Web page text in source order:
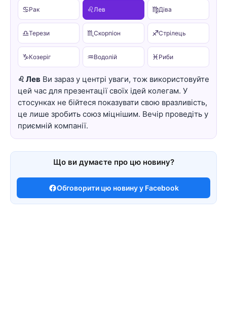
♋Рак ♌ Лев ♍Діва
♎Терези ♏Скорпіон ♐Стрілець
♑Козеріг ♒Водолій ♓ Риби
♌ Лев Ви зараз у центрі уваги, тож використовуйте
цей час для презентації своїх ідей колегам. У
стосунках не бійтеся показувати свою вразливість,
це лише зробить союз міцнішим. Вечір проведіть у
приємній компанії.
Що ви думаєте про цю новину?
Обговорити цю новину у Facebook